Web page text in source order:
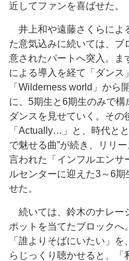
近してファンを喜ばせた。
井上和や遠藤さくらによ
た意気込みに続いては、ブ
意されたパートへ突入。ま
による導入を経て「ダンス
「Wilderness world」から
に、5期生と6期生のみで
ダンスを見せていく。その
「Actually…」と、時代と
で魅せる曲”が続き、リリ
言われた「インフルエンサ
ルセンターに迎えた3～6
せた。
続いては、鈴木のナレー
ポットを当てたブロックへ
「誰よりそばにいたい」
らじっくり聴かせると、